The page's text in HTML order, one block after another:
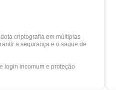
criptografia em múltiplas
a segurança e o saque de
login incomum e proteção